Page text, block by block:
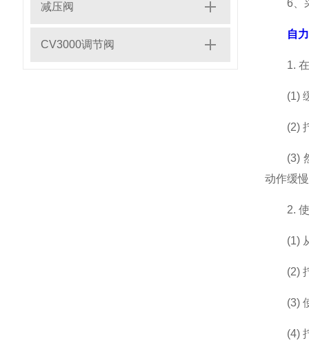
减压阀
CV3000调节阀
6、采
自
1. 在
(1) 缓
(2) 拧
(3) 然
动作缓
2. 使
(1) 从
(2) 拧
(3) 使
(4) 拧